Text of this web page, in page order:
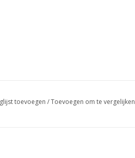
toevoegen /Toevoegen om te vergelijken